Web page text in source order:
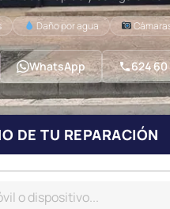
Daño por agua
WhatsApp 624
DE TU REPARACIÓN